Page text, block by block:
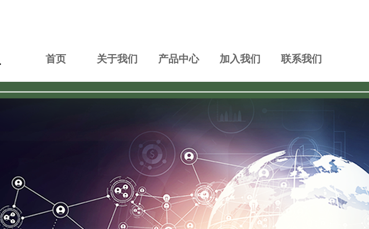
首页 关于我们 产品中心 加入我们 联系我们